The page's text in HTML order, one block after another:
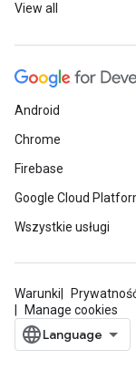
View all
Android
Chrome
Firebase
Google Cloud
Wszystkie usługi
Warunki
Manage cookies